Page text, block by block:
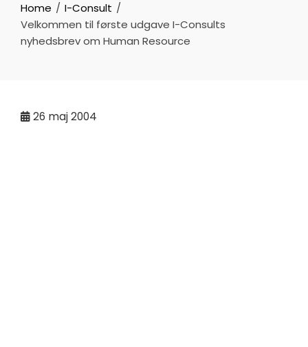
Home
I-Consult
Velkommen til første udgave I-Consults
nyhedsbrev om Human Resource
26 maj 2004